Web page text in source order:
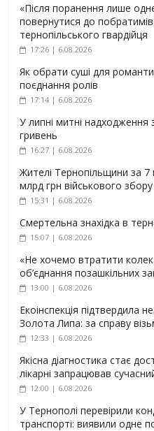
«Після поранення лише
повернутися до
тернопільського гвардійця
17:26 | 6.08.2026
Як обрати суші для
поєднання ролів
17:14 | 6.08.2026
У липні митні надходження
гривень
16:27 | 6.08.2026
Жителі Тернопільщини за 7
млрд грн військового збору
15:31 | 6.08.2026
Смертельна знахідка в
15:07 | 6.08.2026
«Не хочемо втратити
об’єднання позашкільних
13:00 | 6.08.2026
Екоінспекція підтвердила
Золота Липа: за справу
12:33 | 6.08.2026
Якісна діагностика стає
лікарні запрацював
12:00 | 6.08.2026
У Тернополі перевірили
транспорті: виявили одне